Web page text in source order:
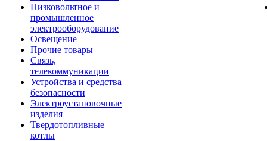
Низковольтное и
промышленное
электрооборудование
Освещение
Прочие товары
Связь,
телекоммуникации
Устройства и средства
безопасности
Электроустановочные
изделия
Твердотопливные
котлы